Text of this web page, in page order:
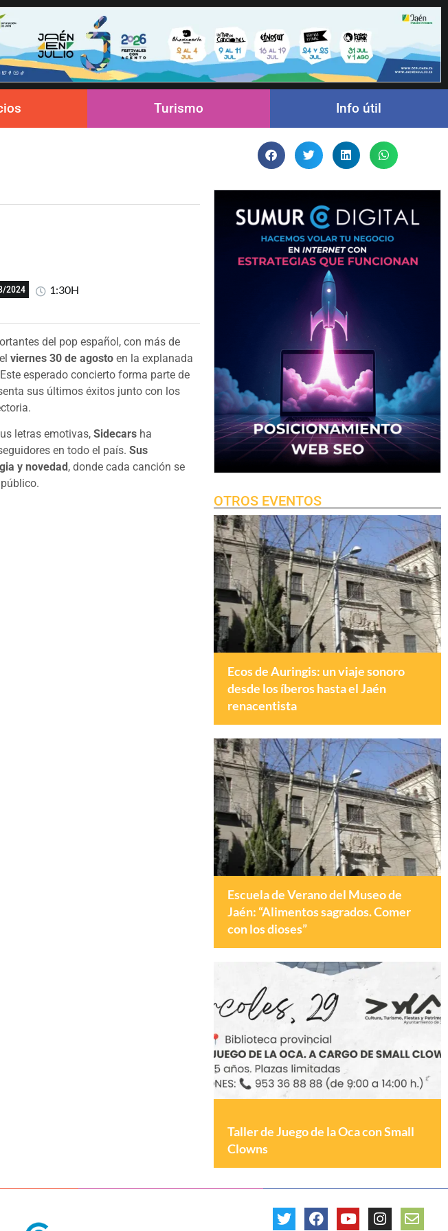
Turismo Info útil
2024 1:30H
del pop español, con más de
viernes 30 de agosto en la explanada
esperado concierto forma parte de
sus últimos éxitos junto con los
letras emotivas,Sidecars ha
en todo el país.Sus
y novedad, donde cada canción se
OTROS EVENTOS
Ecos de Auringis: un viaje sonoro
desde los íberos hasta el Jaén
renacentista
Escuela de Verano del Museo de
Jaén: “Alimentos sagrados. Comer
con los dioses”
Taller de Juego de la Oca con Small
Clowns